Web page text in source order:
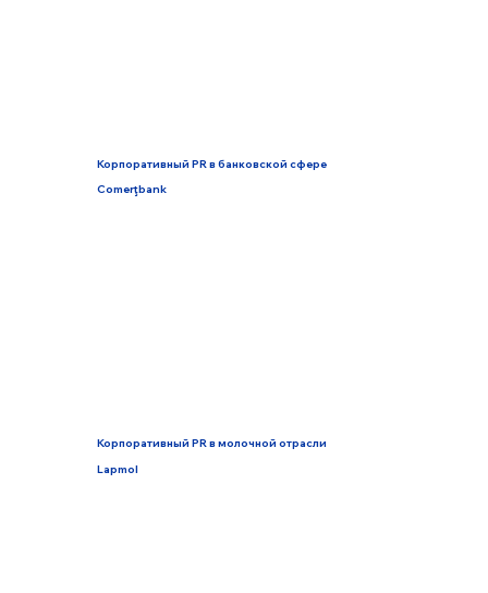
Корпоративный PR в банковской сфере
Comerţbank
Корпоративный PR в молочной отрасли
Lapmol